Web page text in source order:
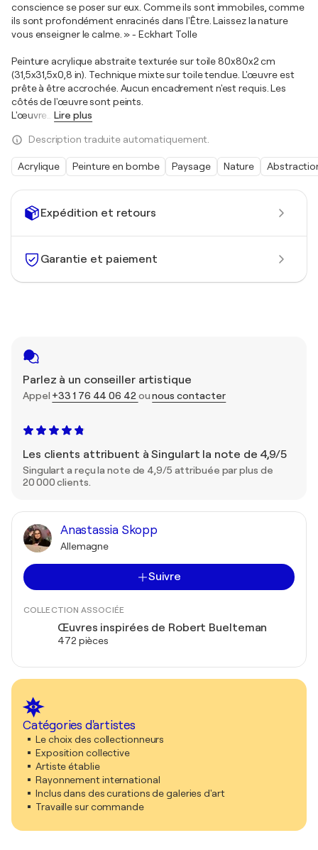
Expédition et retours
Garantie et paiement
Parlez à un conseiller artistique
Appel +33 1 76 44 06 42 ounous contacter
Les clients attribuent à Singulart la note de 4,9/5
Singulart a reçu la note de 4,9/5 attribuée par plus de
20 000 clients.
Anastassia Skopp
Allemagne
Suivre
COLLECTION ASSOCIÉE
Œuvres inspirées de Robert Buelteman
472 pièces
Catégories d'artistes
Le choix des collectionneurs
Exposition collective
Artiste établie
Rayonnement international
Inclus dans des curations de galeries d'art
Travaille sur commande
conscience se poser sur eux. Comme ils sont immobiles, comme
ils sont profondément enracinés dans l'Être. Laissez la nature
vous enseigner le calme. » - Eckhart Tolle
Peinture acrylique abstraite texturée sur toile 80x80x2 cm
(31,5x31,5x0,8 in). Technique mixte sur toile tendue. L'œuvre est
prête à être accrochée. Aucun encadrement n'est requis. Les
côtés de l'œuvre sont peints.
L'œuvre
Lire plus
Description traduite automatiquement.
Acrylique Peinture en bombe Paysage Nature